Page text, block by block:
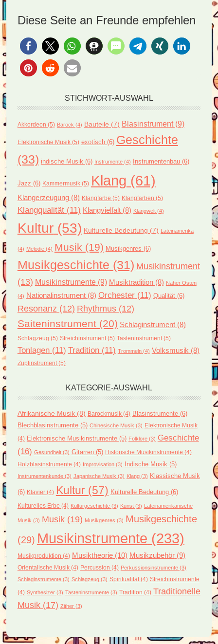
Diese Seite an Freunde empfehlen
STICHWORT-AUSWAHL
Akkordeon (5) Barock (4) Bauteile (7) Blasinstrument(9)
Elektronische Musik(5) exotisch(6) Geschichte
(33) indische Musik (6) Instrumente(4) Instrumentenbau(6)
Jazz (6) Kammermusik(5) Klang (61)
Klangerzeugung(8) Klangfarbe (5) Klangfarben (5)
Klangqualität(11) Klangvielfalt(8) Klangwelt(4)
Kultur(53) Kulturelle Bedeutung (7) Lateinamerika
(4) Melodie(4) Musik (19) Musikgenres (6)
Musikgeschichte (31) Musikinstrument
(13) Musikinstrumente(9) Musiktradition(8) Naher Osten
(4) Nationalinstrument(8) Orchester(11) Qualität(6)
Resonanz (12) Rhythmus(12)
Saiteninstrument(20) Schlaginstrument(8)
Schlagzeug (5) Streichinstrument(5) Tasteninstrument(5)
Tonlagen(11) Tradition(11) Trommeln(4) Volksmusik (8)
Zupfinstrument(5)
KATEGORIE-AUSWAHL
Afrikanische Musik(8) Barockmusik(4) Blasinstrumente(6)
Blechblasinstrumente(5) Chinesische Musik (3) Elektronische Musik
(4) Elektronische Musikinstrumente(5) Folklore(3) Geschichte
(16) Gesundheit(3) Gitarren(5) Historische Musikinstrumente (4)
Holzblasinstrumente (4) Improvisation(3) Indische Musik (5)
Instrumentenkunde(3) Japanische Musik (3) Klang(3) Klassische Musik
(6) Klavier(4) Kultur(57) Kulturelle Bedeutung(6)
Kulturelles Erbe (4) Kulturgeschichte(3) Kunst(3) Lateinamerikanische
Musik (3) Musik(19) Musikgenres (3) Musikgeschichte
(29) Musikinstrumente (233)
Musikproduktion (4) Musiktheorie(10) Musikzubehör(9)
Orientalische Musik(4) Percussion (4) Perkussionsinstrumente(3)
Schlaginstrumente(3) Schlagzeug(3) Spiritualität(4) Streichinstrumente
(4) Synthesizer(3) Tasteninstrumente(3) Tradition (4) Traditionelle
Musik(17) Zither(3)